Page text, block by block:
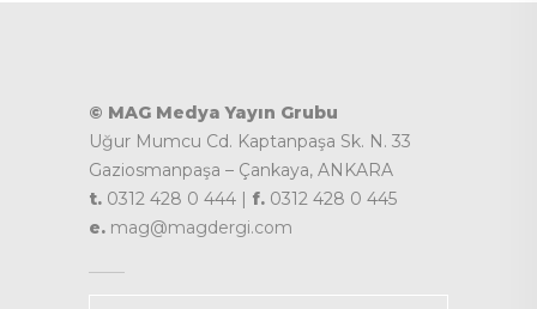
© MAG Medya Yayın Grubu
Uğur Mumcu Cd. Kaptanpaşa Sk. N. 33
Gaziosmanpaşa – Çankaya, ANKARA
t. 0312 428 0 444 | f. 0312 428 0 445
e. mag@magdergi.com